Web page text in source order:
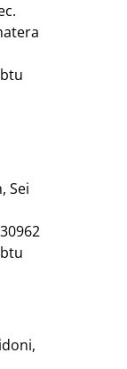
Sei